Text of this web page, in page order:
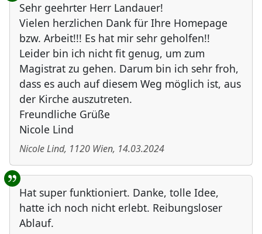
Sehr geehrter Herr Landauer!
Vielen herzlichen Dank für Ihre Homepage
bzw. Arbeit!!! Es hat mir sehr geholfen!!
Leider bin ich nicht fit genug, um zum
Magistrat zu gehen. Darum bin ich sehr froh,
dass es auch auf diesem Weg möglich ist, aus
der Kirche auszutreten.
Freundliche Grüße
Nicole Lind
Nicole Lind, 1120 Wien, 14.03.2024
Hat super funktioniert. Danke, tolle Idee,
hatte ich noch nicht erlebt. Reibungsloser
Ablauf.